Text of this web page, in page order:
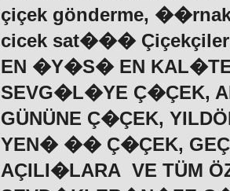
çiçek gönderme,
cicek sat��� Çiçekçiler
EN �Y�S� EN
SEVG�L�YE Ç�ÇEK,
GÜNÜNE Ç�ÇEK,
YEN� �� Ç�ÇEK,
AÇILI�LARA VE TÜM